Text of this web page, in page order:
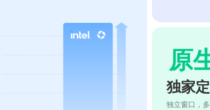
原
独家
独立窗口，